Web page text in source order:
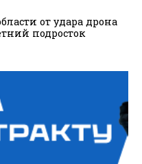
от удара дрона
подросток